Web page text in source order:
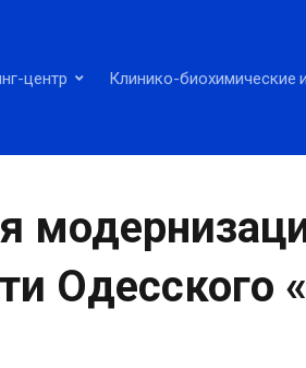
центр Клинико-биохимические
Одесского